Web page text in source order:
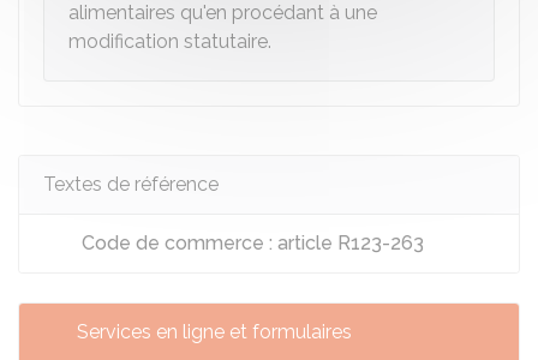
alimentaires qu'en procédant à une
modification statutaire.
Textes de référence
Code de commerce : article R123-263
Services en ligne et formulaires